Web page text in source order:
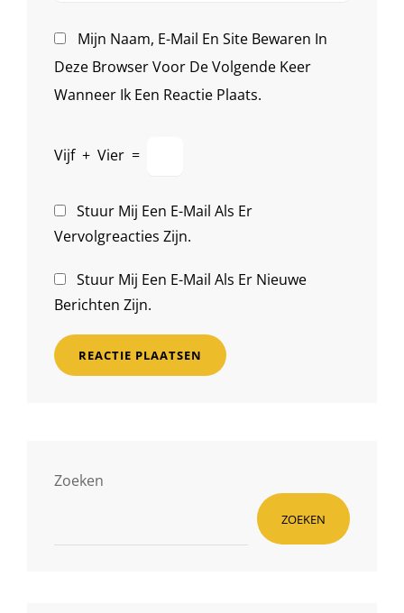
Mijn Naam, E-Mail En Site Bewaren In
Deze Browser Voor De Volgende Keer
Wanneer Ik Een Reactie Plaats.
Vijf + Vier =
Stuur Mij Een E-Mail Als Er
Vervolgreacties Zijn.
Stuur Mij Een E-Mail Als Er Nieuwe
Berichten Zijn.
Zoeken
ZOEKEN